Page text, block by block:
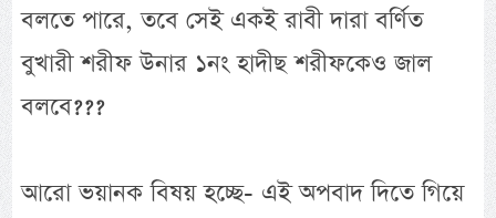
বলতে পারে, তবে সেই একই রাবী দারা বর্ণিত
বুখারী শরীফ উনার ১নং হাদীছ শরীফকেও জাল
বলবে???
আরো ভয়ানক বিষয় হচ্ছে- এই অপবাদ দিতে গিয়ে